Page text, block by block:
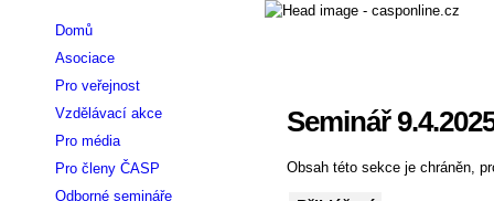
Seminář
Obsah této sekce je chráněn,
Domů
Asociace
Pro veřejnost
Vzdělávací akce
Pro média
Pro členy ČASP
Odborné semináře